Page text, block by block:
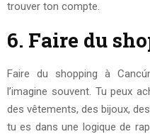
trouver ton compte.
6. Faire du
Faire du shopping à
l’imagine souvent. Tu peux
des vêtements, des bijoux,
tu es dans une logique de